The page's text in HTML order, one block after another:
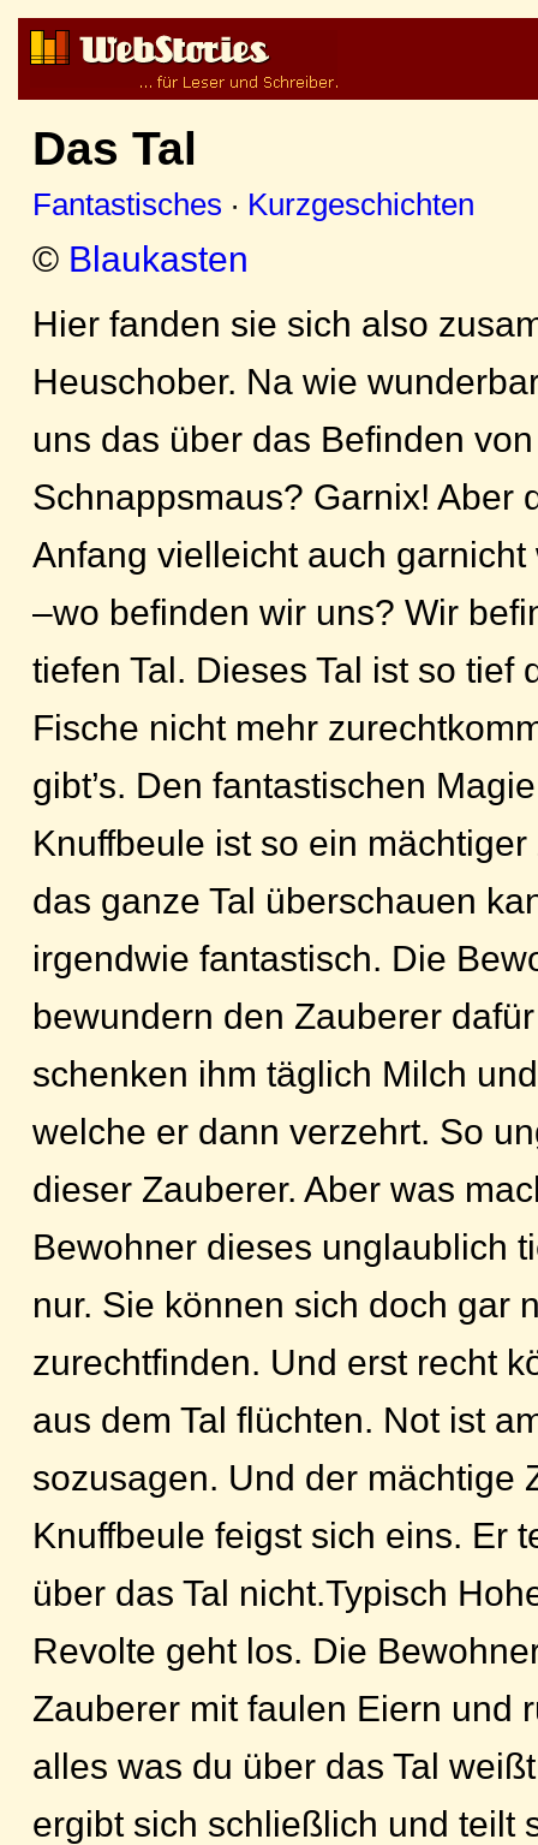
Das Tal
Fantastisches · Kurzgeschichten
© Blaukasten
Hier fanden sie sich also
Heuschober. Na wie
uns das über das Befinden
Schnappsmaus? Garnix! Aber
Anfang vielleicht auch
–wo befinden wir uns? Wir
tiefen Tal. Dieses Tal ist so tief
Fische nicht mehr
gibt’s. Den fantastischen
Knuffbeule ist so ein
das ganze Tal überschauen
irgendwie fantastisch. Die
bewundern den Zauberer
schenken ihm täglich Milch
welche er dann verzehrt. So
dieser Zauberer. Aber was
Bewohner dieses unglaublich
nur. Sie können sich doch gar
zurechtfinden. Und erst recht
aus dem Tal flüchten. Not ist
sozusagen. Und der mächtige
Knuffbeule feigst sich eins. Er
über das Tal nicht.Typisch
Revolte geht los. Die
Zauberer mit faulen Eiern und
alles was du über das Tal
ergibt sich schließlich und teilt